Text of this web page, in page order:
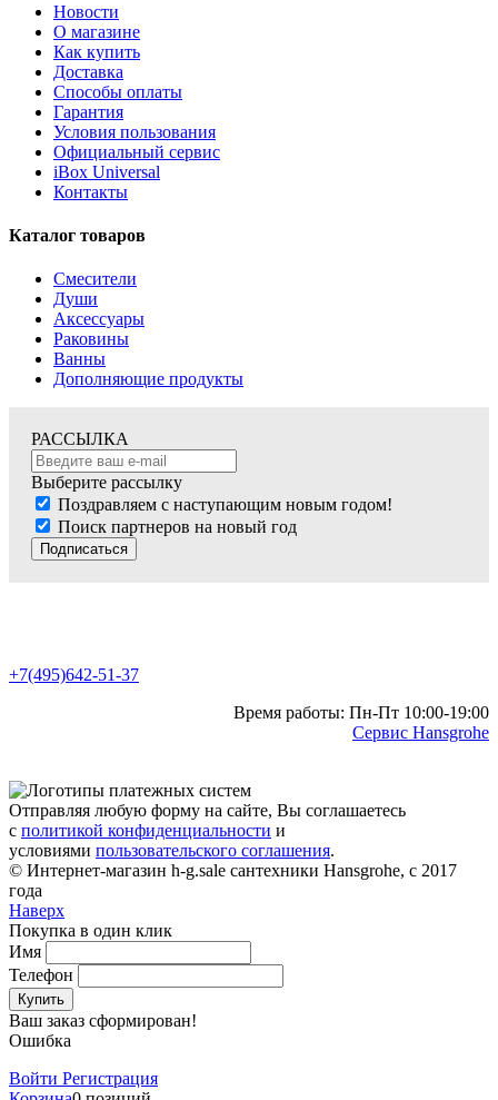
Новости
О магазине
Как купить
Доставка
Способы оплаты
Гарантия
Условия пользования
Официальный сервис
iBox Universal
Контакты
Каталог товаров
Смесители
Души
Аксессуары
Раковины
Ванны
Дополняющие продукты
РАССЫЛКА
Выберите рассылку
Поздравляем с наступающим новым годом!
Поиск партнеров на новый год
Подписаться
+7(495)642-51-37
Время работы: Пн-Пт 10:00-19:00
Сервис Hansgrohe
Отправляя любую форму на сайте, Вы соглашаетесь
с политикой конфиденциальности и
условиями пользовательского соглашения.
© Интернет-магазин h-g.sale сантехники Hansgrohe, с 2017
года
Наверх
Покупка в один клик
Имя
Телефон
Купить
Ваш заказ сформирован!
Ошибка
Войти Регистрация